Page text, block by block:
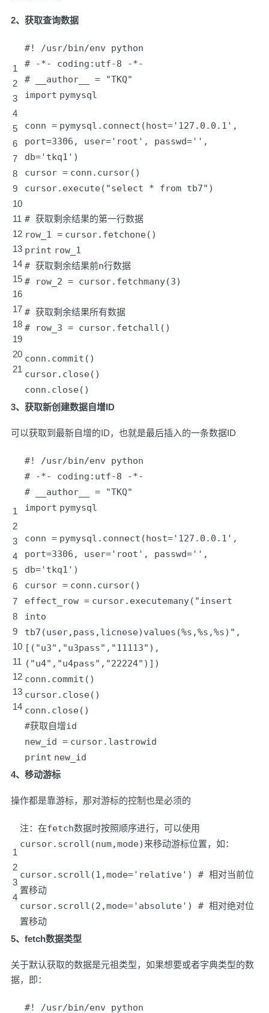
2、获取查询数据
1
2
3
4
5
6
7
8
9
10
11
12
13
14
15
16
17
18
19
20
21
#! /usr/bin/env python
# -*- coding:utf-8 -*-
# __author__ = "TKQ"
import pymysql
conn = pymysql.connect(host='127.0.0.1' ,
port=3306 , user='root' , passwd=' ',
db=' tkq1')
cursor = conn.cursor()
cursor.execute( "select * from tb7" )
# 获取剩余结果的第一行数据
row_1 = cursor.fetchone()
print row_1
# 获取剩余结果前n行数据
# row_2 = cursor.fetchmany(3)
# 获取剩余结果所有数据
# row_3 = cursor.fetchall()
conn.commit()
cursor.close()
conn.close()
3、获取新创建数据自增ID
可以获取到最新自增的ID，也就是最后插入的一条数据ID
1
2
3
4
5
6
7
8
9
10
11
12
13
14
#! /usr/bin/env python
# -*- coding:utf-8 -*-
# __author__ = "TKQ"
import pymysql
conn = pymysql.connect(host='127.0.0.1' ,
port=3306 , user='root' , passwd=' ',
db=' tkq1')
cursor = conn.cursor()
effect_row = cursor.executemany( "insert
into
tb7(user,pass,licnese)values(%s,%s,%s)" ,
[( "u3" , "u3pass" , "11113" ),
( "u4" , "u4pass" , "22224" )])
conn.commit()
cursor.close()
conn.close()
#获取自增id
new_id = cursor.lastrowid
print new_id
4、移动游标
操作都是靠游标，那对游标的控制也是必须的
1
2
3
4
注：在fetch数据时按照顺序进行，可以使用
cursor.scroll(num,mode)来移动游标位置，如：
cursor.scroll(1 ,mode='relative' ) # 相对当前位
置移动
cursor.scroll(2 ,mode='absolute' ) # 相对绝对位
置移动
5、fetch数据类型
关于默认获取的数据是元祖类型，如果想要或者字典类型的数
据，即：
#! /usr/bin/env python